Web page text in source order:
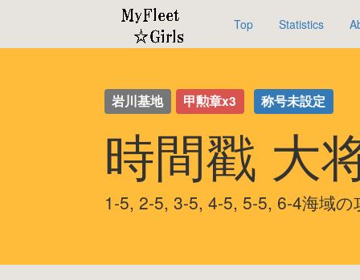
Top Statistics
岩川基地 甲勲章x3 称号未設定
時間戳 大
1-5, 2-5, 3-5, 4-5, 5-5, 6-4海域の